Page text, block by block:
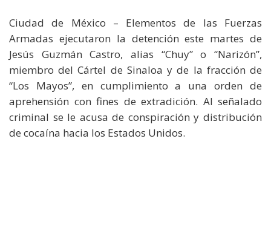
Ciudad de México – Elementos de las Fuerzas
Armadas ejecutaron la detención este martes de
Jesús Guzmán Castro, alias “Chuy” o “Narizón”,
miembro del Cártel de Sinaloa y de la fracción de
“Los Mayos”, en cumplimiento a una orden de
aprehensión con fines de extradición. Al señalado
criminal se le acusa de conspiración y distribución
de cocaína hacia los Estados Unidos.